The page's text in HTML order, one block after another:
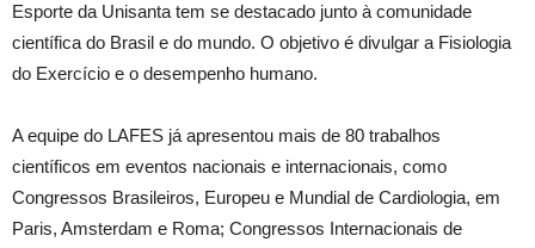
Esporte da Unisanta tem se destacado junto à comunidade
científica do Brasil e do mundo. O objetivo é divulgar a Fisiologia
do Exercício e o desempenho humano.
A equipe do LAFES já apresentou mais de 80 trabalhos
científicos em eventos nacionais e internacionais, como
Congressos Brasileiros, Europeu e Mundial de Cardiologia, em
Paris, Amsterdam e Roma; Congressos Internacionais de